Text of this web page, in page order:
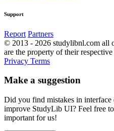
Support
Report Partners
© 2013 - 2026 studylibnl.com all
are the property of their
Privacy Terms
Make a suggestion
Did you find mistakes in
improve StudyLib UI? Feel free
important for us!